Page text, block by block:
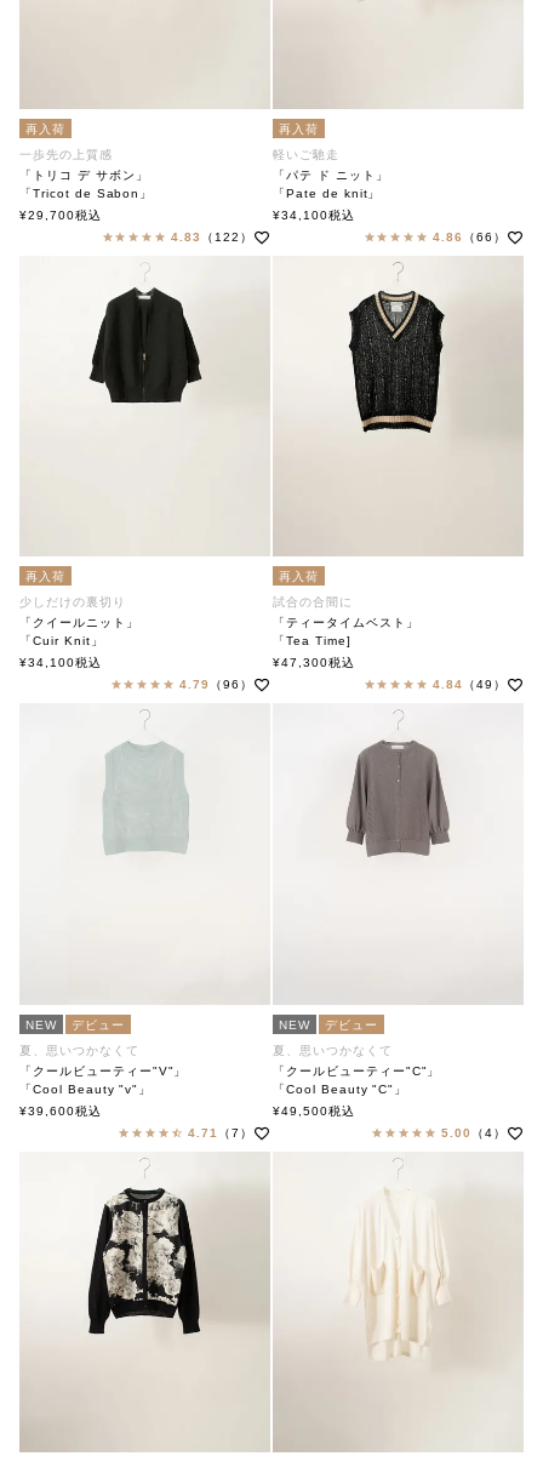
再入荷
一歩先の上質感
「トリコ デ サボン」
「Tricot de Sabon」
soutiencollar（ステンカラー）
¥29,700税込
4.83
（122）
再入荷
軽いご馳走
「パテ ド ニット」
「Pate de knit」
soutiencollar（ステンカラー）
¥34,100税込
4.86
（66）
再入荷
少しだけの裏切り
「クイールニット」
「Cuir Knit」
soutiencollar（ステンカラー）
¥34,100税込
4.79
（96）
再入荷
試合の合間に
「ティータイムベスト」
「Tea Time]
soutiencollar（ステンカラー）
¥47,300税込
4.84
（49）
NEW
デビュー
夏、思いつかなくて
「クールビューティー"V"」
「Cool Beauty "v"」
soutiencollar（ステンカラー）
¥39,600税込
4.71
（7）
NEW
デビュー
夏、思いつかなくて
「クールビューティー"C"」
「Cool Beauty "C"」
soutiencollar（ステンカラー）
¥49,500税込
5.00
（4）